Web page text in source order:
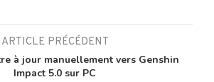
ARTICLE PRÉCÉDENT
à jour manuellement vers Genshin
Impact 5.0 sur PC